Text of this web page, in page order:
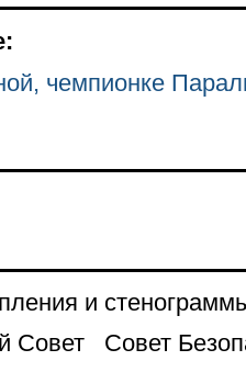
чемпионке
и
Совет
Совет